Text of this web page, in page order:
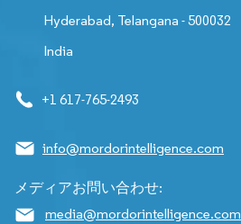
Hyderabad, Telangana - 500032
India
+1 617-765-2493
info@mordorintelligence.com
メディアお問い合わせ:
media@mordorintelligence.com